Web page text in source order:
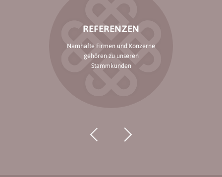
REFERENZEN
Namhafte Firmen und Konzerne
gehören zu unseren
Stammkunden